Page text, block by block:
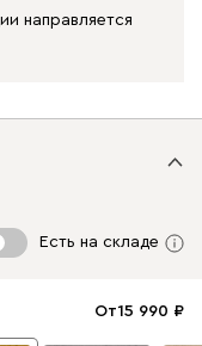
направляется
Есть на складе
От15 990